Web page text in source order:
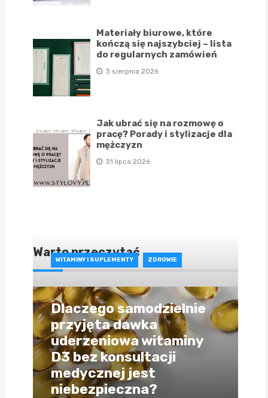
Materiały biurowe, które
kończą się najszybciej – lista
do regularnych zamówień
3 sierpnia 2026
Jak ubrać się na rozmowę o
pracę? Porady i stylizacje dla
mężczyzn
31 lipca 2026
Warto przeczytać
WITAMINY I SUPLEMENTY ZDROWIE
Dlaczego samodzielnie
przyjęta dawka
uderzeniowa witaminy
D3 bez konsultacji
medycznej jest
niebezpieczna?